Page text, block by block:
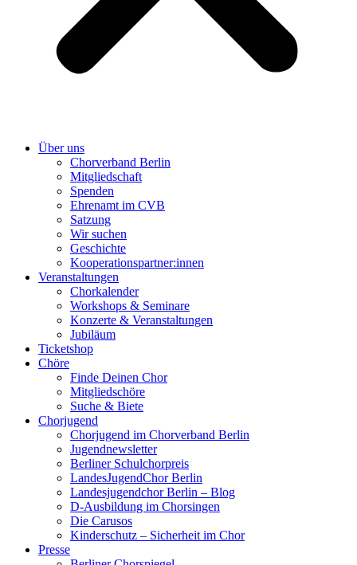
Über uns
Chorverband Berlin
Mitgliedschaft
Spenden
Ehrenamt im CVB
Satzung
Wir suchen
Geschichte
Kooperationspartner:innen
Veranstaltungen
Chorkalender
Workshops & Seminare
Konzerte & Veranstaltungen
Jubiläum
Ticketshop
Chöre
Finde Deinen Chor
Mitgliedschöre
Suche & Biete
Chorjugend
Chorjugend im Chorverband Berlin
Jugendnewsletter
Berliner Schulchorpreis
LandesJugendChor Berlin
Landesjugendchor Berlin – Blog
D-Ausbildung im Chorsingen
Die Carusos
Kinderschutz – Sicherheit im Chor
Presse